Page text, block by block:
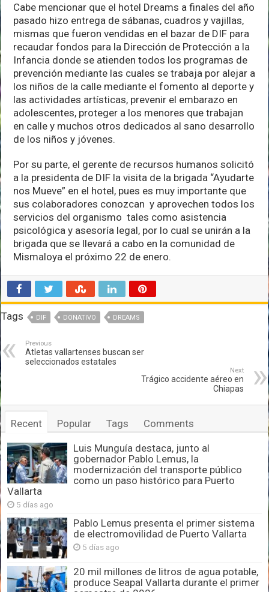
Cabe mencionar que el hotel Dreams a finales del año
pasado hizo entrega de sábanas, cuadros y vajillas,
mismas que fueron vendidas en el bazar de DIF para
recaudar fondos para la Dirección de Protección a la
Infancia donde se atienden todos los programas de
prevención mediante las cuales se trabaja por alejar a
los niños de la calle mediante el fomento al deporte y
las actividades artísticas, prevenir el embarazo en
adolescentes, proteger a los menores que trabajan
en calle y muchos otros dedicados al sano desarrollo
de los niños y jóvenes.
Por su parte, el gerente de recursos humanos solicitó
a la presidenta de DIF la visita de la brigada “Ayudarte
nos Mueve” en el hotel, pues es muy importante que
sus colaboradores conozcan y aprovechen todos los
servicios del organismo tales como asistencia
psicológica y asesoría legal, por lo cual se unirán a la
brigada que se llevará a cabo en la comunidad de
Mismaloya el próximo 22 de enero.
Tags DIF DONATIVO DREAMS
Previous
Atletas vallartenses buscan ser
seleccionados estatales
Next
Trágico accidente aéreo en
Chiapas
Recent Popular Tags Comments
Luis Munguía destaca, junto al
gobernador Pablo Lemus, la
modernización del transporte público
como un paso histórico para Puerto
Vallarta
5 días ago
Pablo Lemus presenta el primer sistema
de electromovilidad de Puerto Vallarta
5 días ago
20 mil millones de litros de agua potable,
produce Seapal Vallarta durante el primer